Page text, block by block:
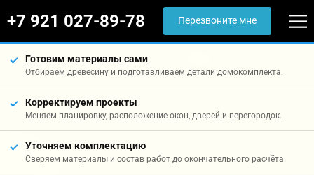
+7 921 027-89-78 Перезвоните мне
Готовим материалы сами
Отбираем древесину и подготавливаем детали домокомплекта.
Корректируем проекты
Меняем планировку, расположение окон, дверей и перегородок.
Уточняем комплектацию
Сверяем материалы и состав работ до окончательного расчёта.